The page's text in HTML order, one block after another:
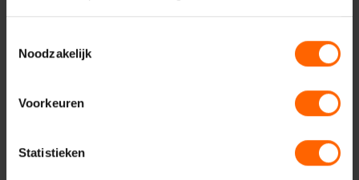
Noodzakelijk
Voorkeuren
Statistieken
Contact met VVD